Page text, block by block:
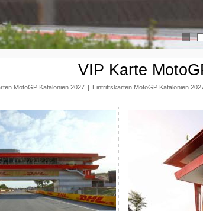
1
VIP Karte
MotoGP Katalonien 2027 | Eintrittskarten MotoGP Katalonien